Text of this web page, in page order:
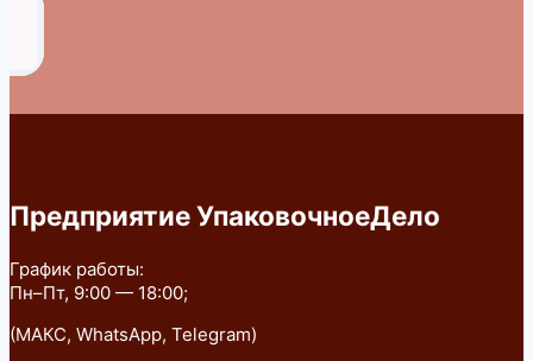
Предприятие УпаковочноеДело
График работы:
Пн–Пт, 9:00 — 18:00;
(МАКС, WhatsApp, Telegram)